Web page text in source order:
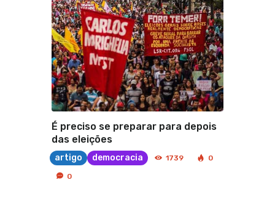
É preciso se preparar para depois
das eleições
artigo democracia 1739 0
0